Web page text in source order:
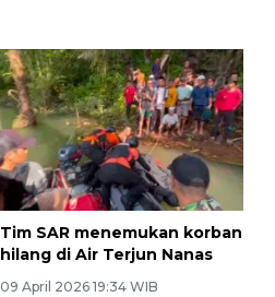
Tim SAR menemukan korban
hilang di Air Terjun Nanas
09 April 2026 19:34 WIB